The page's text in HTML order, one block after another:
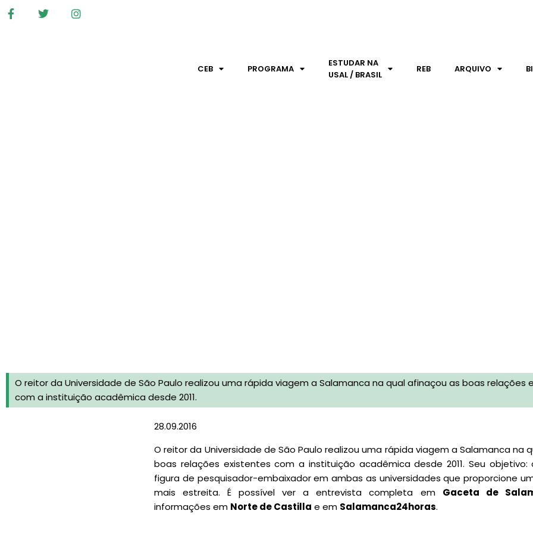
CEB PROGRAMA
ESTUDAR NA
USAL / BRASIL
REB ARQUIVO
O reitor da Universidade de São Paulo realizou uma rápida viagem a Salamanca na qual afinaçou as boas relações
com a instituição acadêmica desde 2011.
28.09.2016
O reitor da Universidade de São Paulo realizou uma rápida viagem a Salamanca na
boas relações existentes com a instituição acadêmica desde 2011. Seu objetivo:
figura de pesquisador-embaixador em ambas as universidades que proporcione
mais estreita. É possível ver a entrevista completa em Gaceta de
informações em Norte de Castilla e em Salamanca24horas.